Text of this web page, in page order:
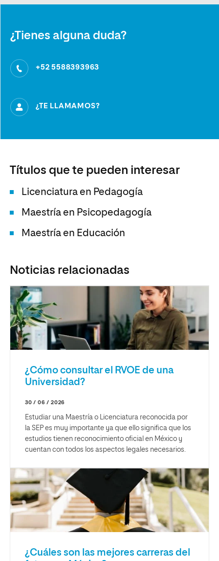
¿Tienes alguna duda?
+52 5588393963
¿TE LLAMAMOS?
Títulos que te pueden interesar
Licenciatura en Pedagogía
Maestría en Psicopedagogía
Maestría en Educación
Noticias relacionadas
¿Cómo consultar el RVOE de una
Universidad?
30 / 06 / 2026
Estudiar una Maestría o Licenciatura reconocida por
la SEP es muy importante ya que ello significa que los
estudios tienen reconocimiento oficial en México y
cuentan con todos los aspectos legales necesarios.
¿Cuáles son las mejores carreras del